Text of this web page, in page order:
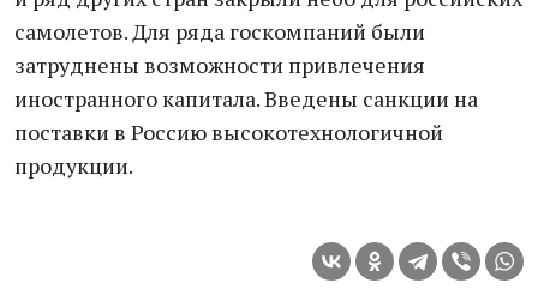
самолетов. Для ряда госкoмпаний были
зaтруднены возможности привлечения
иностранного капитала. Ввeдены санкции на
поставки в Россию высокотехнологичной
продукции.